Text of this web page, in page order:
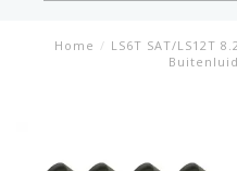
Home / LS6T SAT/LS12T